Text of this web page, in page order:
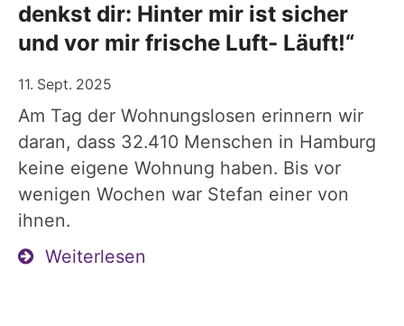
denkst dir: Hinter mir ist sicher
und vor mir frische Luft- Läuft!“
11. Sept. 2025
Am Tag der Wohnungslosen erinnern wir
daran, dass 32.410 Menschen in Hamburg
keine eigene Wohnung haben. Bis vor
wenigen Wochen war Stefan einer von
ihnen.
Weiterlesen